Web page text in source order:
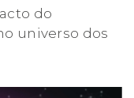
do
universo dos